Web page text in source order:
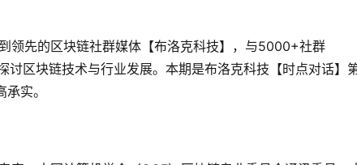
领先的区块链社群媒体【布洛克科技】，与5000+社群
区块链技术与行业发展。本期是布洛克科技【时点对话】
实。